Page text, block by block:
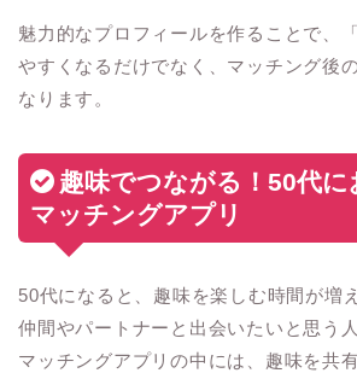
魅力的なプロフィールを作ることで、
やすくなるだけでなく、マッチング後
なります。
趣味でつながる！50代
マッチングアプリ
50代になると、趣味を楽しむ時間が増
仲間やパートナーと出会いたいと思う
マッチングアプリの中には、趣味を共